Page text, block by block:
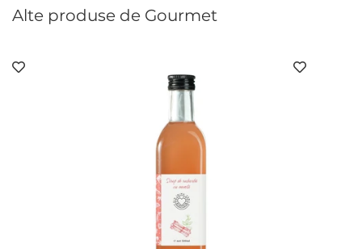
Alte produse de Gourmet